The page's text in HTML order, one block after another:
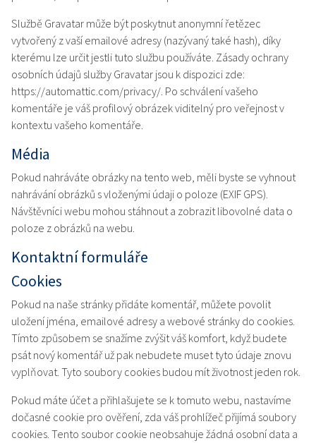
Službě Gravatar může být poskytnut anonymní řetězec
vytvořený z vaší emailové adresy (nazývaný také hash), díky
kterému lze určit jestli tuto službu používáte. Zásady ochrany
osobních údajů služby Gravatar jsou k dispozici zde:
https://automattic.com/privacy/. Po schválení vašeho
komentáře je váš profilový obrázek viditelný pro veřejnost v
kontextu vašeho komentáře.
Média
Pokud nahráváte obrázky na tento web, měli byste se vyhnout
nahrávání obrázků s vloženými údaji o poloze (EXIF GPS).
Návštěvníci webu mohou stáhnout a zobrazit libovolné data o
poloze z obrázků na webu.
Kontaktní formuláře
Cookies
Pokud na naše stránky přidáte komentář, můžete povolit
uložení jména, emailové adresy a webové stránky do cookies.
Tímto způsobem se snažíme zvýšit váš komfort, když budete
psát nový komentář už pak nebudete muset tyto údaje znovu
vyplňovat. Tyto soubory cookies budou mít životnost jeden rok.
Pokud máte účet a přihlašujete se k tomuto webu, nastavíme
dočasné cookie pro ověření, zda váš prohlížeč přijímá soubory
cookies. Tento soubor cookie neobsahuje žádná osobní data a